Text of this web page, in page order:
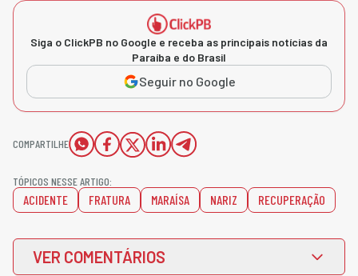
Siga o ClickPB no Google e receba as principais notícias da
Paraíba e do Brasil
Seguir no Google
COMPARTILHE
TÓPICOS NESSE ARTIGO:
ACIDENTE FRATURA MARAÍSA NARIZ RECUPERAÇÃO
VER COMENTÁRIOS